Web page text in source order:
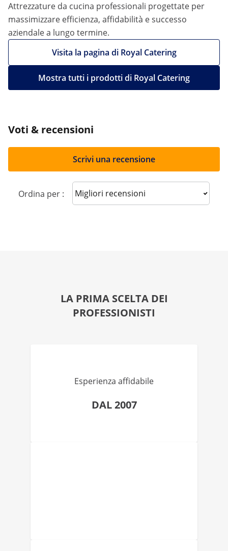
Attrezzature da cucina professionali progettate per
massimizzare efficienza, affidabilità e successo
aziendale a lungo termine.
Visita la pagina di Royal Catering
Mostra tutti i prodotti di Royal Catering
Voti & recensioni
Scrivi una recensione
Ordina per : Sort reviews
LA PRIMA SCELTA DEI
PROFESSIONISTI
Esperienza affidabile
DAL 2007